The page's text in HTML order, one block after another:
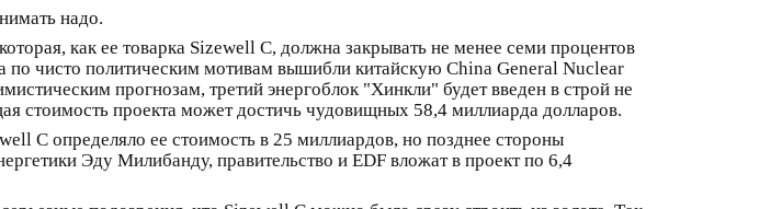
надо.
как ее товарка Sizewell C, должна закрывать не менее семи процентов
по чисто политическим мотивам вышибли китайскую China General Nuclear
прогнозам, третий энергоблок "Хинкли" будет введен в строй не
стоимость проекта может достичь чудовищных 58,4 миллиарда долларов.
C определяло ее стоимость в 25 миллиардов, но позднее стороны
Эду Милибанду, правительство и EDF вложат в проект по 6,4